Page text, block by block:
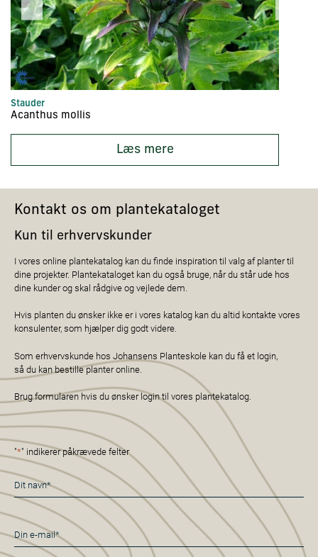
Stauder
Acanthus mollis
Læs mere
Kontakt os om plantekataloget
Kun til erhvervskunder
I vores online plantekatalog kan du finde inspiration til valg af planter til
dine projekter. Plantekataloget kan du også bruge, når du står ude hos
dine kunder og skal rådgive og vejlede dem.
Hvis planten du ønsker ikke er i vores katalog kan du altid kontakte vores
konsulenter, som hjælper dig godt videre.
Som erhvervskunde hos Johansens Planteskole kan du få et login,
så du kan bestille planter online.
Brug formularen hvis du ønsker login til vores plantekatalog.
"*" indikerer påkrævede felter
Navn
*
E-
mail